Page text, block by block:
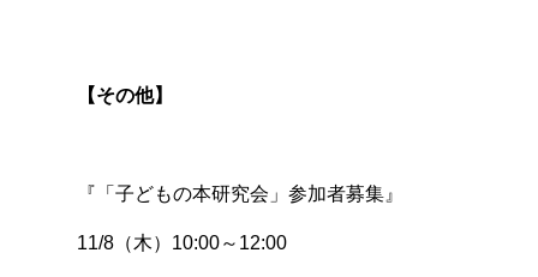
【その他】
『「子どもの本研究会」参加者募集』
11/8（木）10:00～12:00